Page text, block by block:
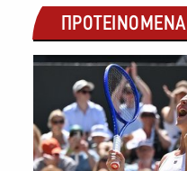
ΠΡΟΤΕΙΝΟΜΕΝΑ